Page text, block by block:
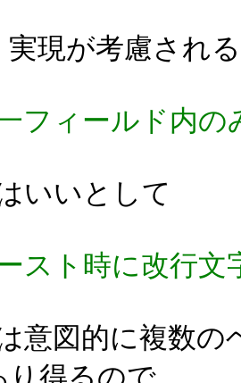
実現が考慮され
フィールド内の
いいとして
スト時に改行文
意図的に複数